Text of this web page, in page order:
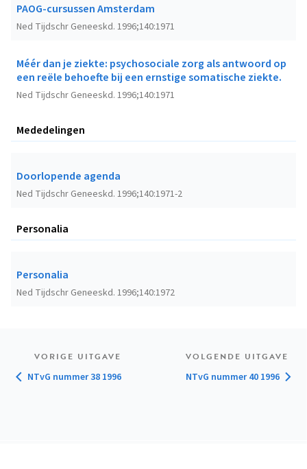
PAOG-cursussen Amsterdam
Ned Tijdschr Geneeskd. 1996;140:1971
Méér dan je ziekte: psychosociale zorg als antwoord op
een reële behoefte bij een ernstige somatische ziekte.
Ned Tijdschr Geneeskd. 1996;140:1971
Mededelingen
Doorlopende agenda
Ned Tijdschr Geneeskd. 1996;140:1971-2
Personalia
Personalia
Ned Tijdschr Geneeskd. 1996;140:1972
VORIGE UITGAVE
NTvG nummer 38 1996
VOLGENDE UITGAVE
NTvG nummer 40 1996